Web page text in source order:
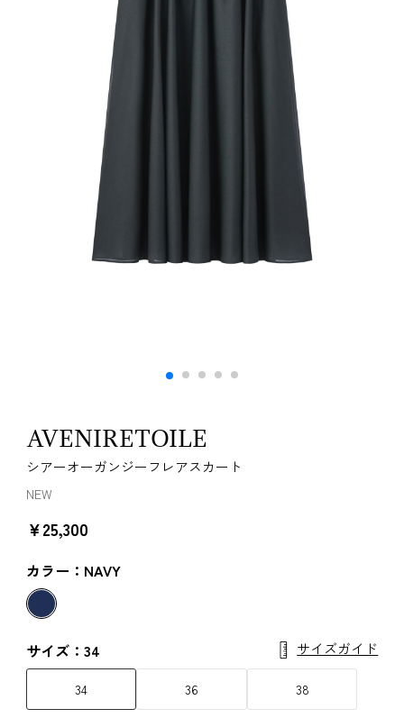
AVENIRETOILE
シアーオーガンジーフレアスカート
NEW
￥25,300
カラー：NAVY
サイズ：34 サイズガイド
34 36 38